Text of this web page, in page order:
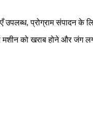
प्रोग्राम संपादन के
को खराब होने और